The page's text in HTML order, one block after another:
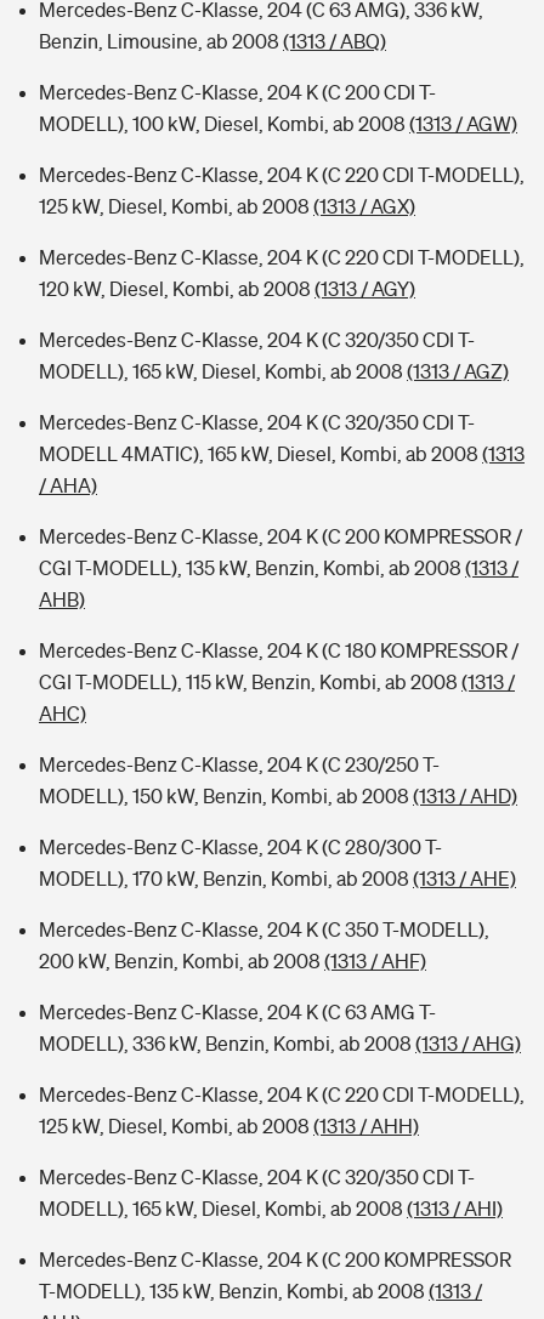
Mercedes-Benz C-Klasse, 204 (C 63 AMG), 336 kW,
Benzin, Limousine, ab 2008 (1313 / ABQ)
Mercedes-Benz C-Klasse, 204 K (C 200 CDI T-
MODELL), 100 kW, Diesel, Kombi, ab 2008 (1313 / AGW)
Mercedes-Benz C-Klasse, 204 K (C 220 CDI T-MODELL),
125 kW, Diesel, Kombi, ab 2008 (1313 / AGX)
Mercedes-Benz C-Klasse, 204 K (C 220 CDI T-MODELL),
120 kW, Diesel, Kombi, ab 2008 (1313 / AGY)
Mercedes-Benz C-Klasse, 204 K (C 320/350 CDI T-
MODELL), 165 kW, Diesel, Kombi, ab 2008 (1313 / AGZ)
Mercedes-Benz C-Klasse, 204 K (C 320/350 CDI T-
MODELL 4MATIC), 165 kW, Diesel, Kombi, ab 2008 (1313
/ AHA)
Mercedes-Benz C-Klasse, 204 K (C 200 KOMPRESSOR /
CGI T-MODELL), 135 kW, Benzin, Kombi, ab 2008 (1313 /
AHB)
Mercedes-Benz C-Klasse, 204 K (C 180 KOMPRESSOR /
CGI T-MODELL), 115 kW, Benzin, Kombi, ab 2008 (1313 /
AHC)
Mercedes-Benz C-Klasse, 204 K (C 230/250 T-
MODELL), 150 kW, Benzin, Kombi, ab 2008 (1313 / AHD)
Mercedes-Benz C-Klasse, 204 K (C 280/300 T-
MODELL), 170 kW, Benzin, Kombi, ab 2008 (1313 / AHE)
Mercedes-Benz C-Klasse, 204 K (C 350 T-MODELL),
200 kW, Benzin, Kombi, ab 2008 (1313 / AHF)
Mercedes-Benz C-Klasse, 204 K (C 63 AMG T-
MODELL), 336 kW, Benzin, Kombi, ab 2008 (1313 / AHG)
Mercedes-Benz C-Klasse, 204 K (C 220 CDI T-MODELL),
125 kW, Diesel, Kombi, ab 2008 (1313 / AHH)
Mercedes-Benz C-Klasse, 204 K (C 320/350 CDI T-
MODELL), 165 kW, Diesel, Kombi, ab 2008 (1313 / AHI)
Mercedes-Benz C-Klasse, 204 K (C 200 KOMPRESSOR
T-MODELL), 135 kW, Benzin, Kombi, ab 2008 (1313 /